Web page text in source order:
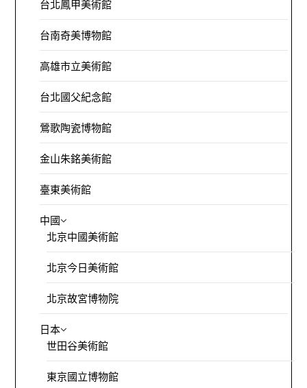
台北鳳甲美術館
台南奇美博物館
高雄市立美術館
台北國父紀念館
鶯歌陶瓷博物館
金山朱銘美術館
臺東美術館
中國
北京中國美術館
北京今日美術館
北京故宮博物院
日本
世田谷美術館
東京國立博物館